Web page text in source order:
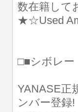
数在籍し
★☆Used
□■シボレー
YANASE正
ンバー登録!